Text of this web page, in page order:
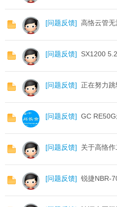
[问题反馈] 高恪云管
[问题反馈] SX1200
[问题反馈] 正在努力
[问题反馈] GC
[问题反馈] 关于高恪
[问题反馈] 锐捷NBR-